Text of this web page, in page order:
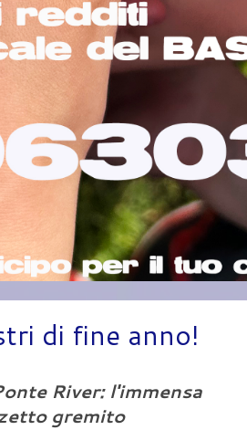
di fine anno!
River: l'immensa
gremito